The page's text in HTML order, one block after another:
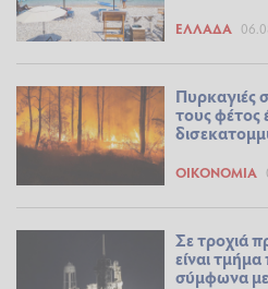
ΕΛΛΆΔΑ
Πυρκαγιές
τους φέτος
ΟΙΚΟΝΟΜΊΑ
Σε τροχιά
είναι
σύμφωνα